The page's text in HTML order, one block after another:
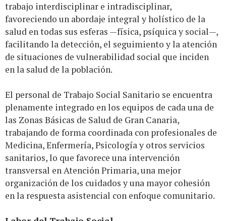
trabajo interdisciplinar e intradisciplinar,
favoreciendo un abordaje integral y holístico de la
salud en todas sus esferas —física, psíquica y social—,
facilitando la detección, el seguimiento y la atención
de situaciones de vulnerabilidad social que inciden
en la salud de la población.
El personal de Trabajo Social Sanitario se encuentra
plenamente integrado en los equipos de cada una de
las Zonas Básicas de Salud de Gran Canaria,
trabajando de forma coordinada con profesionales de
Medicina, Enfermería, Psicología y otros servicios
sanitarios, lo que favorece una intervención
transversal en Atención Primaria, una mejor
organización de los cuidados y una mayor cohesión
en la respuesta asistencial con enfoque comunitario.